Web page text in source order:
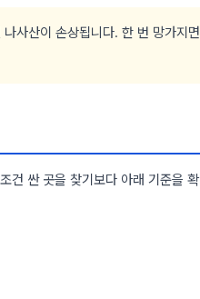
사산이 손상됩니다. 한 번 망가지
싼 곳을 찾기보다 아래 기준을